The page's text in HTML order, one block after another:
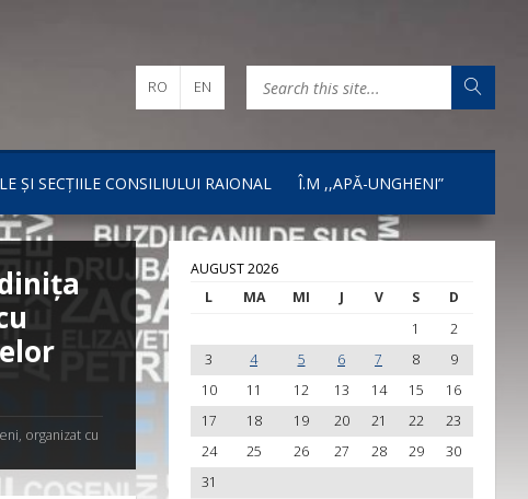
ȘI SECȚIILE CONSILIULUI RAIONAL Î.M ,,APĂ-UNGHENI”
RO EN
organizat cu
AUGUST 2026
L
MA MI J V S D
1
2
3
4 5 6 7 8
9
10
11 12 13 14 15
16
17
18 19 20 21 22
23
24
25 26 27 28 29
30
31